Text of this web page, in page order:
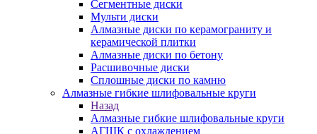
Сегментные диски
Мульти диски
Алмазные диски по керамограниту и
керамической плитки
Алмазные диски по бетону
Расшивочные диски
Сплошные диски по камню
Алмазные гибкие шлифовальные круги
Назад
Алмазные гибкие шлифовальные круги
АГШК с охлаждением